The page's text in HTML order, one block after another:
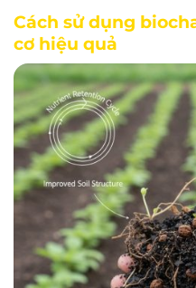
Cách sử dụng
cơ hiệu quả